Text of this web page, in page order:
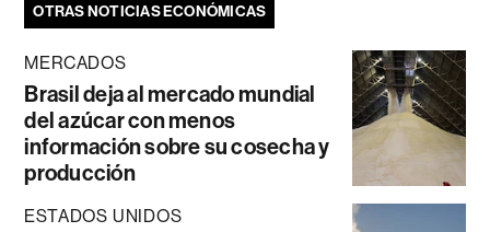
OTRAS NOTICIAS ECONÓMICAS
MERCADOS
Brasil deja al mercado mundial
del azúcar con menos
información sobre su cosecha y
producción
ESTADOS UNIDOS